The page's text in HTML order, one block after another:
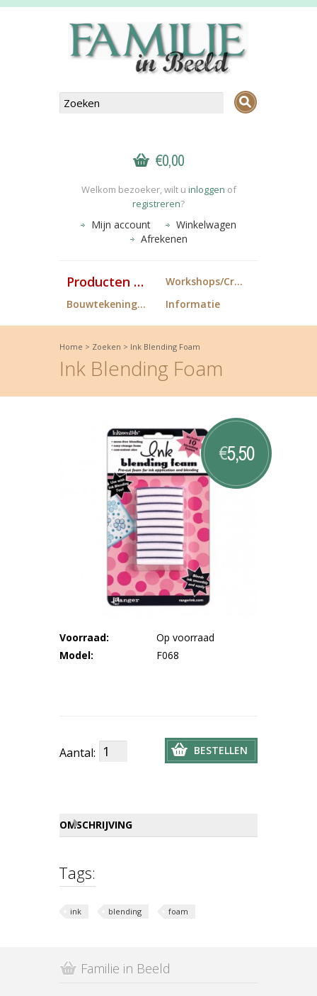
€0,00
Welkom bezoeker, wilt u inloggen of
registreren?
Mijn account
Winkelwagen
Afrekenen
Producten FiB
Workshops/Cropdagen
Bouwtekeningen
Informatie
Home > Zoeken > Ink Blending Foam
Ink Blending Foam
€5,50
Voorraad:
Op voorraad
Model:
F068
Aantal: BESTELLEN
OMSCHRIJVING
Tags:
ink blending foam
Familie in Beeld